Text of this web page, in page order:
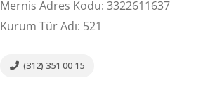
Mernis Adres Kodu: 3322611637
Kurum Tür Adı: 521
(312) 351 00 15